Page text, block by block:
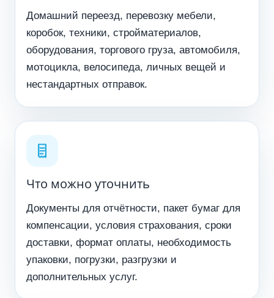
Домашний переезд, перевозку мебели,
коробок, техники, стройматериалов,
оборудования, торгового груза, автомобиля,
мотоцикла, велосипеда, личных вещей и
нестандартных отправок.
Что можно уточнить
Документы для отчётности, пакет бумаг для
компенсации, условия страхования, сроки
доставки, формат оплаты, необходимость
упаковки, погрузки, разгрузки и
дополнительных услуг.